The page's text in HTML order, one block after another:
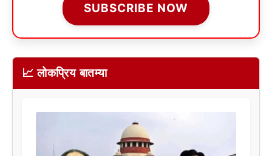
SUBSCRIBE NOW
📈 लोकप्रिय बातम्या